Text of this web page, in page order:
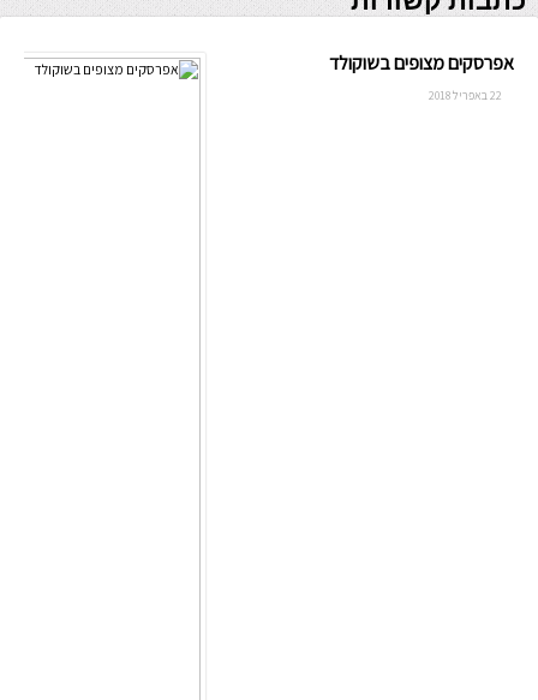
אפרסקים מצופים בשוקולד
22 באפריל 2018